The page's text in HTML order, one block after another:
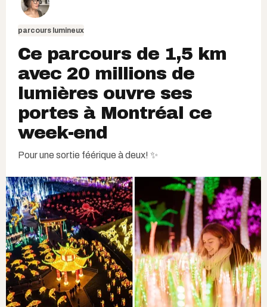
parcours lumineux
Ce parcours de 1,5 km
avec 20 millions de
lumières ouvre ses
portes à Montréal ce
week-end
Pour une sortie féérique à deux! ✨